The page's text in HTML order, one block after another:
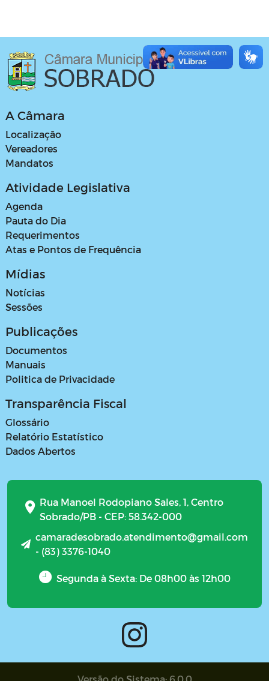
A Câmara
Localização
Vereadores
Mandatos
Atividade Legislativa
Agenda
Pauta do Dia
Requerimentos
Atas e Pontos de Frequência
Mídias
Notícias
Sessões
Publicações
Documentos
Manuais
Politica de Privacidade
Transparência Fiscal
Glossário
Relatório Estatístico
Dados Abertos
Rua Manoel Rodopiano Sales, 1, Centro
Sobrado/PB - CEP: 58.342-000
camaradesobrado.atendimento@gmail.com
- (83) 3376-1040
Segunda à Sexta: De 08h00 às 12h00